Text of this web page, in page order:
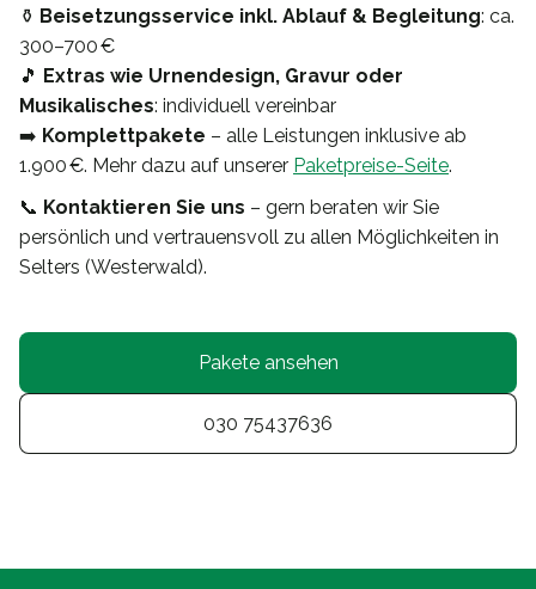
⚱️ Beisetzungsservice inkl. Ablauf & Begleitung: ca.
300–700 €
🎵 Extras wie Urnendesign, Gravur oder
Musikalisches: individuell vereinbar
➡️ Komplettpakete – alle Leistungen inklusive ab
1.900 €. Mehr dazu auf unserer Paketpreise-Seite.
📞 Kontaktieren Sie uns – gern beraten wir Sie
persönlich und vertrauensvoll zu allen Möglichkeiten in
Selters (Westerwald).
Pakete ansehen
030 75437636